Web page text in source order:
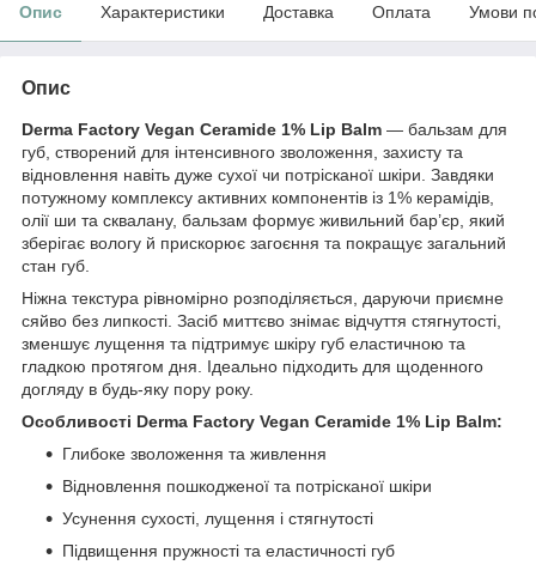
Опис Характеристики Доставка Оплата Умови
Опис
Derma Factory Vegan Ceramide 1% Lip Balm — бальзам для
губ, створений для інтенсивного зволоження, захисту та
відновлення навіть дуже сухої чи потрісканої шкіри. Завдяки
потужному комплексу активних компонентів із 1% керамідів,
олії ши та сквалану, бальзам формує живильний бар’єр, який
зберігає вологу й прискорює загоєння та покращує загальний
стан губ.
Ніжна текстура рівномірно розподіляється, даруючи приємне
сяйво без липкості. Засіб миттєво знімає відчуття стягнутості,
зменшує лущення та підтримує шкіру губ еластичною та
гладкою протягом дня. Ідеально підходить для щоденного
догляду в будь-яку пору року.
Особливості Derma Factory Vegan Ceramide 1% Lip Balm:
Глибоке зволоження та живлення
Відновлення пошкодженої та потрісканої шкіри
Усунення сухості, лущення і стягнутості
Підвищення пружності та еластичності губ